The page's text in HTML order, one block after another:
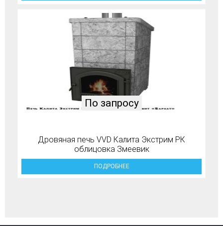
Дровяная печь VVD Калита Экстрим РК
облицовка Змеевик
По запросу
ПОДРОБНЕЕ